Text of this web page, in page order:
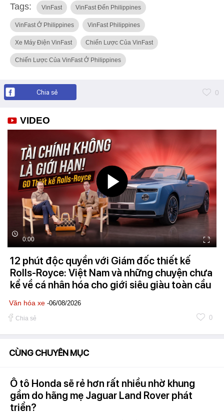
Tags: VinFast VinFast Đến Philippines
VinFast Ở Philippines VinFast Philippines
Xe Máy Điện VinFast Chiến Lược Của VinFast
Chiến Lược Của VinFast Ở Philippines
Chia sẻ 0
VIDEO
0:00
12 phút độc quyền với Giám đốc thiết kế
Rolls-Royce: Việt Nam và những chuyện chưa
kể về cá nhân hóa cho giới siêu giàu toàn cầu
Văn hóa xe -06/08/2026
Chia sẻ 0
CÙNG CHUYÊN MỤC
Ô tô Honda sẽ rẻ hơn rất nhiều nhờ khung
gầm do hãng mẹ Jaguar Land Rover phát
triển?